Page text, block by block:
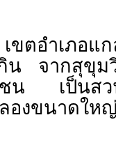
ขตอำเภอแ
ยกิน จากสุ
น เป็นสว
องขนาดให